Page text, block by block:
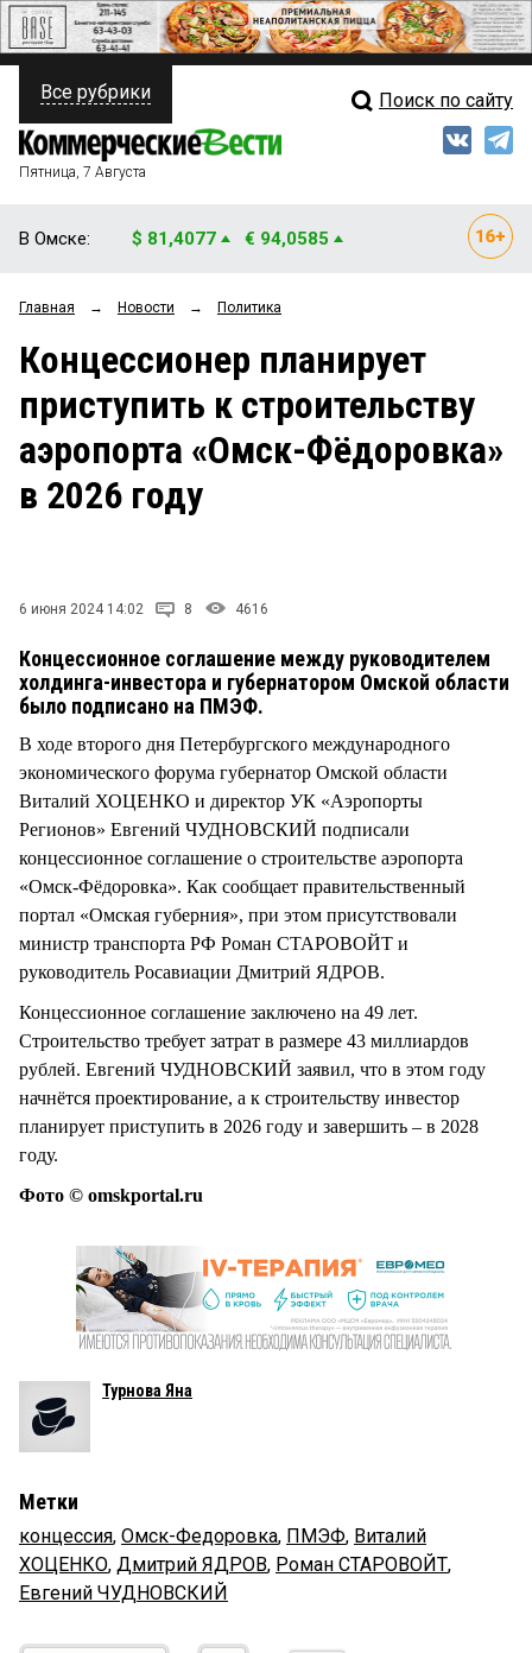
ПОЛИТИКА
ФИНАНСЫ
ОБЩЕСТВО
ЗАКОН
НОВОСТИ КОМПАНИЙ
ПРОИСШЕСТВИЯ
Свежий выпуск
Рейтинги
Блоги
Архив
Все рубрики Поиск по сайту
Пятница, 7 Августа
В Омске: $ 81,4077 € 94,0585
Главная → Новости → Политика
Концессионер планирует
приступить к строительству
аэропорта «Омск-Фёдоровка»
в 2026 году
6 июня 2024 14:02 8 4616
Концессионное соглашение между руководителем
холдинга-инвестора и губернатором Омской области
было подписано на ПМЭФ.
В ходе второго дня Петербургского международного
экономического форума губернатор Омской области
Виталий ХОЦЕНКО и директор УК «Аэропорты
Регионов» Евгений ЧУДНОВСКИЙ подписали
концессионное соглашение о строительстве аэропорта
«Омск-Фёдоровка». Как сообщает правительственный
портал «Омская губерния», при этом присутствовали
министр транспорта РФ Роман СТАРОВОЙТ и
руководитель Росавиации Дмитрий ЯДРОВ.
Концессионное соглашение заключено на 49 лет.
Строительство требует затрат в размере 43 миллиардов
рублей. Евгений ЧУДНОВСКИЙ заявил, что в этом году
начнётся проектирование, а к строительству инвестор
планирует приступить в 2026 году и завершить – в 2028
году.
Фото © omskportal.ru
Турнова Яна
Метки
концессия, Омск-Федоровка, ПМЭФ, Виталий
ХОЦЕНКО, Дмитрий ЯДРОВ, Роман СТАРОВОЙТ,
Евгений ЧУДНОВСКИЙ